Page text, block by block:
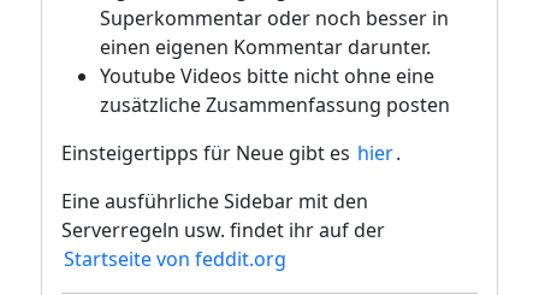
Superkommentar oder noch besser in
einen eigenen Kommentar darunter.
Youtube Videos bitte nicht ohne eine
zusätzliche Zusammenfassung posten
Einsteigertipps für Neue gibt es hier.
Eine ausführliche Sidebar mit den
Serverregeln usw. findet ihr auf der
Startseite von feddit.org